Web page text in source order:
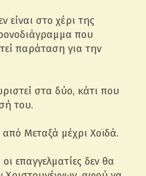
είναι στο χέρι της
που
παράταση για την
στα δύο, κάτι που
του.
Μεταξά μέχρι Χοϊδά.
επαγγελματίες δεν θα